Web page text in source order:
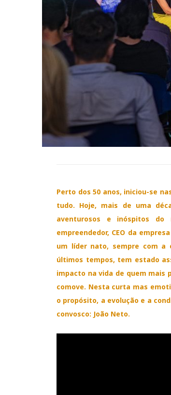
Perto dos 50 anos, iniciou-se
tudo. Hoje, mais de uma
aventurosos e inóspitos do
empreendedor, CEO da
um líder nato, sempre com a
últimos tempos, tem estado
impacto na vida de quem mais
comove. Nesta curta mas
o propósito, a evolução e a
convosco: João Neto.